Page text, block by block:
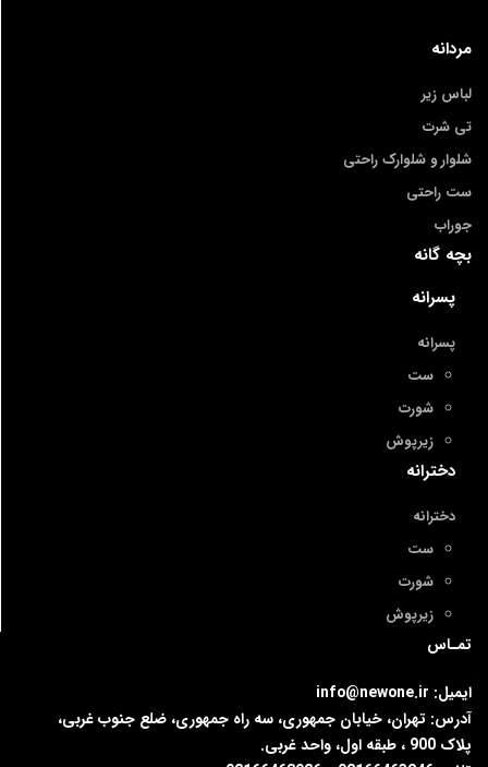
مردانه
لباس زیر
تی شرت
شلوار و شلوارک راحتی
ست راحتی
جوراب
بچه گانه
پسرانه
پسرانه
ست
شورت
زیرپوش
دخترانه
دخترانه
ست
شورت
زیرپوش
تمـاس
ایمیل: info@newone.ir
آدرس: تهران، خیابان جمهوری، سه راه جمهوری، ضلع جنوب غربی،
پلاک 900 ، طبقه اول، واحد غربی.